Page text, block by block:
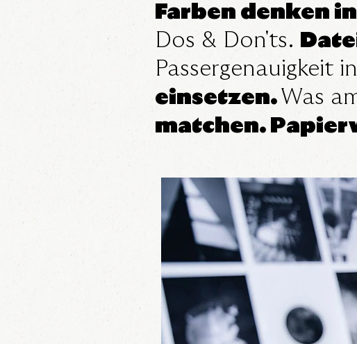
Farben denken
Dos & Don'ts.
Passergenauigkeit
einsetzen.Was
matchen.